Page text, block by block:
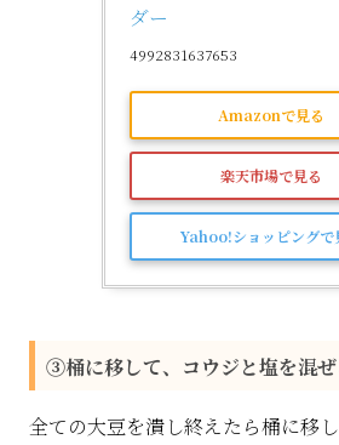
ダー
4992831637653
Amazonで見る
楽天市場で見る
Yahoo!ショッピングで
③桶に移して、コウジと塩を混ぜ
全ての大豆を潰し終えたら桶に移し